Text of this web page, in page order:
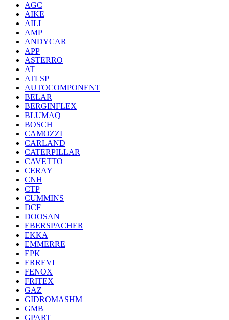
AGC
AIKE
AILI
AMP
ANDYCAR
APP
ASTERRO
AT
ATLSP
AUTOCOMPONENT
BELAR
BERGINFLEX
BLUMAQ
BOSCH
CAMOZZI
CARLAND
CATERPILLAR
CAVETTO
CERAY
CNH
CTP
CUMMINS
DCF
DOOSAN
EBERSPACHER
EKKA
EMMERRE
EPK
ERREVI
FENOX
FRITEX
GAZ
GIDROMASHM
GMB
GPART